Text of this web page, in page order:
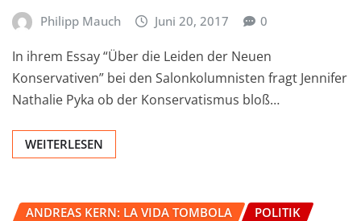
Philipp Mauch Juni 20, 2017 0
In ihrem Essay “Über die Leiden der Neuen
Konservativen” bei den Salonkolumnisten fragt Jennifer
Nathalie Pyka ob der Konservatismus bloß…
WEITERLESEN
ANDREAS KERN: LA VIDA TOMBOLA POLITIK